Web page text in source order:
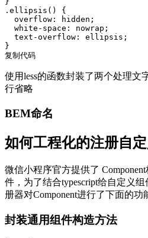
.ellipsis() {
  overflow: hidden;
  white-space: nowrap;
  text-overflow: ellipsis;
}
复制代码
使用less的函数封装了两个处理文
行省略
BEM命名
如何工程化的注册自
微信小程序官方提供了
件，为了结合typescript给自定义
册器对Component进行了下面的功
封装通用组件构造方法